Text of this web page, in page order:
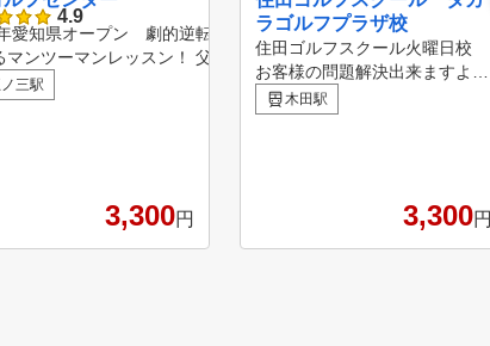
4.9
愛知県オープン 劇的逆転優勝！荒木義和プロ
ツーマンレッスン！ 父・荒木東海男プロに
ットホームで楽しくゴルフを始められるレッスン
すめです！ ぜひ体験レッスンにお越しください♪
す。 そして、こういった不調は、何度もお伝え
ますが基本の乱れが原因の場合がほとんどです。
三駅
3,300円
ラゴルフプラザ校
住田ゴルフスクール火曜日校
お客様の問題解決出来ますよう
精一杯サポート致します。
木田駅
3,300円